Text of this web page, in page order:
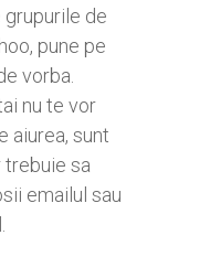
grupurile de
pune pe
vorba.
nu te vor
aiurea, sunt
trebuie sa
emailul sau